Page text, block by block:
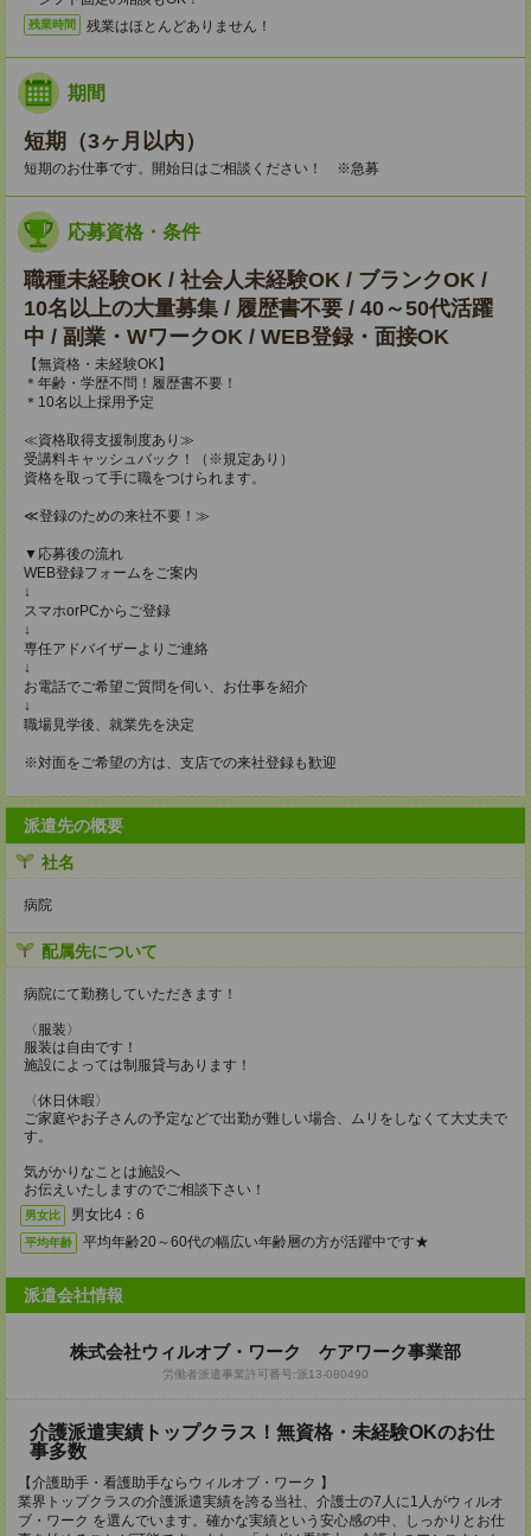
残業時間 残業はほとんどありません！
期間
短期（3ヶ月以内）
短期のお仕事です。開始日はご相談ください！ ※急募
応募資格・条件
職種未経験OK / 社会人未経験OK / ブランクOK /
10名以上の大量募集 / 履歴書不要 / 40～50代活躍
中 / 副業・WワークOK / WEB登録・面接OK
【無資格・未経験OK】
＊年齢・学歴不問！履歴書不要！
＊10名以上採用予定
≪資格取得支援制度あり≫
受講料キャッシュバック！（※規定あり）
資格を取って手に職をつけられます。
≪登録のための来社不要！≫
▼応募後の流れ
WEB登録フォームをご案内
↓
スマホorPCからご登録
↓
専任アドバイザーよりご連絡
↓
お電話でご希望ご質問を伺い、お仕事を紹介
↓
職場見学後、就業先を決定
※対面をご希望の方は、支店での来社登録も歓迎
派遣先の概要
社名
病院
配属先について
病院にて勤務していただきます！
〈服装〉
服装は自由です！
施設によっては制服貸与あります！
〈休日休暇〉
ご家庭やお子さんの予定などで出勤が難しい場合、ムリをしなくて大丈夫で
す。
気がかりなことは施設へ
お伝えいたしますのでご相談下さい！
男女比 男女比4：6
平均年齢 平均年齢20～60代の幅広い年齢層の方が活躍中です★
派遣会社情報
株式会社ウィルオブ・ワーク ケアワーク事業部
労働者派遣事業許可番号:派13‐080490
介護派遣実績トップクラス！無資格・未経験OKのお仕
事多数
【介護助手・看護助手ならウィルオブ・ワーク 】
業界トップクラスの介護派遣実績を誇る当社、介護士の7人に1人がウィルオ
ブ・ワーク を選んでいます。確かな実績という安心感の中、しっかりとお仕